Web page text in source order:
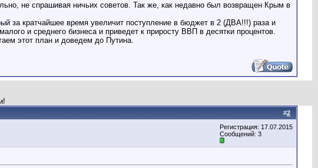
не спрашивая ничьих советов. Так же, как недавно был возвращен Крым в
кратчайшее время увеличит поступление в бюджет в 2 (ДВА!!!) раза и
и среднего бизнеса и приведет к приросту ВВП в десятки процентов.
этот план и доведем до Путина.
#2
Регистрация: 17.07.2015
Сообщений: 3